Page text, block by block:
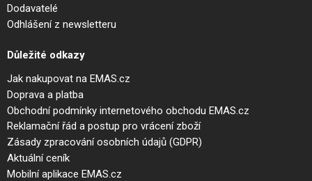
Dodavatelé
Odhlášení z newsletteru
Důležité odkazy
Jak nakupovat na EMAS.cz
Doprava a platba
Obchodní podmínky internetového obchodu EMAS.cz
Reklamační řád a postup pro vrácení zboží
Zásady zpracování osobních údajů (GDPR)
Aktuální ceník
Mobilní aplikace EMAS.cz